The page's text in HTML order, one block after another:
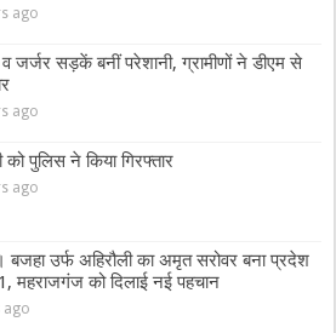
ago
जर्जर सड़कें बनीं परेशानी, ग्रामीणों ने डीएम से
ago
को पुलिस ने किया गिरफ्तार
ago
बजहा उर्फ अहिरौली का अमृत सरोवर बना प्रदेश
महराजगंज को दिलाई नई पहचान
ago